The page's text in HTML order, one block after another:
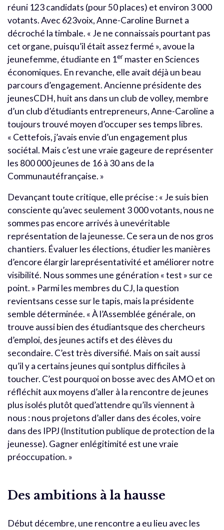
réuni 123 candidats (pour 50 places) et environ 3 000
votants. Avec 623voix, Anne-Caroline Burnet a
décroché la timbale. « Je ne connaissais pourtant pas
cet organe, puisqu’il était assez fermé », avoue la
jeunefemme, étudiante en 1er master en Sciences
économiques. En revanche, elle avait déjà un beau
parcours d’engagement. Ancienne présidente des
jeunesCDH, huit ans dans un club de volley, membre
d’un club d’étudiants entrepreneurs, Anne-Caroline a
toujours trouvé moyen d’occuper ses temps libres.
« Cettefois, j’avais envie d’un engagement plus
sociétal. Mais c’est une vraie gageure de représenter
les 800 000 jeunes de 16 à 30 ans de la
Communautéfrançaise. »
Devançant toute critique, elle précise : « Je suis bien
consciente qu’avec seulement 3 000 votants, nous ne
sommes pas encore arrivés à unevéritable
représentation de la jeunesse. Ce sera un de nos gros
chantiers. Évaluer les élections, étudier les manières
d’encore élargir lareprésentativité et améliorer notre
visibilité. Nous sommes une génération « test » sur ce
point. » Parmi les membres du CJ, la question
revientsans cesse sur le tapis, mais la présidente
semble déterminée. « À l’Assemblée générale, on
trouve aussi bien des étudiantsque des chercheurs
d’emploi, des jeunes actifs et des élèves du
secondaire. C’est très diversifié. Mais on sait aussi
qu’il y a certains jeunes qui sontplus difficiles à
toucher. C’est pourquoi on bosse avec des AMO et on
réfléchit aux moyens d’aller à la rencontre de jeunes
plus isolés plutôt qued’attendre qu’ils viennent à
nous : nous projetons d’aller dans des écoles, voire
dans des IPPJ (Institution publique de protection de la
jeunesse). Gagner enlégitimité est une vraie
préoccupation. »
Des ambitions à la hausse
Début décembre, une rencontre a eu lieu avec les